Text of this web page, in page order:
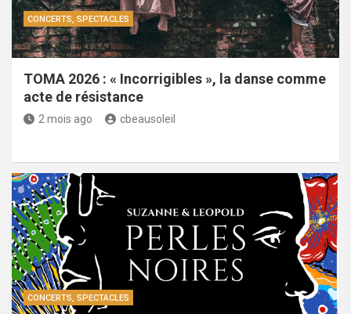
CONCERTS, SPECTACLES
TOMA 2026 : « Incorrigibles », la danse comme
acte de résistance
2 mois ago cbeausoleil
CONCERTS, SPECTACLES